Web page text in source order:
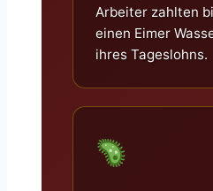
Arbeiter zahlten
einen Eimer
ihres Tageslohns.